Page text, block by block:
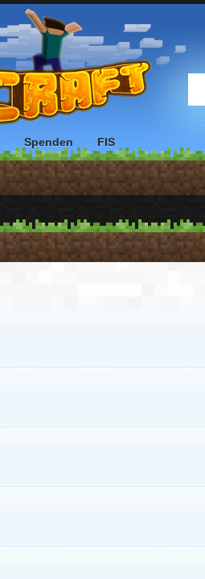
Spenden FIS